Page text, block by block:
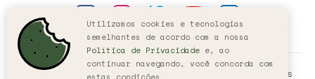
© 2005-2026, Viveiro Renascer. Todos os direitos
Utilizamos cookies e tecnologias
semelhantes de acordo com a nossa
Política de Privacidade e, ao
continuar navegando, você concorda com